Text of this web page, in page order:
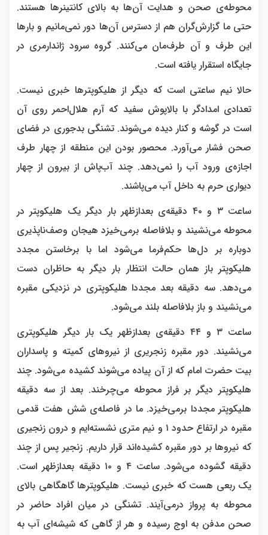
محوطه‌ی صحن و هدایت آن‌ها به بالای کانتینرها هستند.
حتی ما گزارش‌گران هم از دسترس آن‌ها دور نمی‌مانیم و بارها
این طرف و آن طرف‌مان می‌کنند. گروه سرود ژاندارمری در
جایگاه استقرار یافته است.
حالا نیم ساعتی است که دیگر از هلیکوپترها خبری نیست.
تعدادی امدادگر با بالاپوش سفید که آرم هلال‌احمر روی آن
است در گوشه و کنار دیده می‌شوند. تشنگی بدجوری در فضای
صحن فشار می‌آورد. محصور بودن این منطقه از چهار طرف
اجازه‌ی ورود آب را نمی‌دهد. چند آب‌پاش از بیرون از چهار
دیواری حرم به داخل آب می‌پاشند.
ساعت ۳ و ۴۰ دقیقه‌ی بعدازظهر بار دیگر یک هلیکوپتر در
محوطه می‌نشیند و بلافاصله برمی‌خیزد هیجان وصف‌ناپذیری
دوباره بر دل‌ها حکم‌فرما می‌شود اما با برخاستن مجدد
هلیکوپتر باز همان حالت انتظار بار دیگر به حاظران دست
می‌دهد. سه دقیقه بعد مجددا هلیکوپتری در نزدیکی مقبره
می‌نشیند و باز بلافاصله بلند می‌شود.
ساعت ۳ و ۴۴ دقیقه‌ی بعدازظهر یک بار دیگر هلیکوپتری
می‌نشیند. دور مقبره زنجریری از نیروهای کمیته و پاسداران
بیت حضرت امام که از آن پیاده می‌شوند کشیده می‌شود. چند
هلیکوپتر دیگر بر فراز محوطه می‌چرخند. بعد از سه دقیقه
هلیکوپتر مجددا برمی‌خیزد. ما در فاصله‌ی شش هفت قدمی
مقبره در ارتفاع حدود ۱ و نیم متری نشسته‌ایم و درون زنجیری
که نیروها بر دور مقبره کشیده‌اند قرار داریم. زنجیر پس از چند
دقیقه گشوده می‌شود. ساعت ۴ و ۱۰ دقیقه بعدازظهر است.
یک ربعی هست که خبری نیست. هلیکوپترها گاهگاهی بالای
محوطه به پرواز درمی‌آیند. تشنگی در میان افراد حاضر در
صحن مدفن به اوج رسیده و هر از گاهی که شیشه‌ای آب به